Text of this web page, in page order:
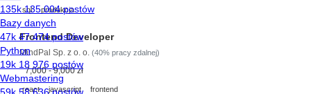
sql produkcja
Frontend Developer
MindPal Sp. z o. o. (40% pracy zdalnej)
7,000 - 9,000 zł
react javascript frontend